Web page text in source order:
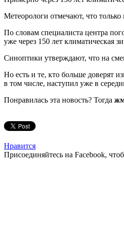
Метеорологи отмечают, что
По словам специалиста центра
уже через 150 лет климатическая
Синоптики утверждают, что на
Но есть и те, кто больше доверят
в том числе, наступил уже в
Понравилась эта новость? Тогда
Нравится
Присоединяйтесь на Facebook,